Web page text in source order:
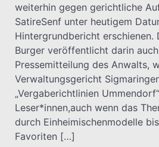
T.Dreier
weiterhin gegen gerichtliche
SatireSenf unter heutigem
Hintergrundbericht erschienen.
Burger veröffentlicht darin
Pressemitteilung des Anwalts,
Verwaltungsgericht
„Vergaberichtlinien
Leser*innen,auch wenn das
durch Einheimischenmodelle
Favoriten […]